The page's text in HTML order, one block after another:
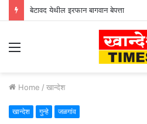
बेटावद येथील इरफान बागवान बेपत्ता
Menu
Home / खान्देश
खान्देश गुन्हे जळगांव